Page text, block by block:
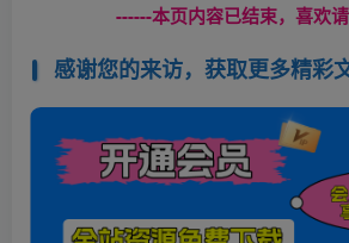
------本页内容已结束，喜欢
感谢您的来访，获取更多精彩